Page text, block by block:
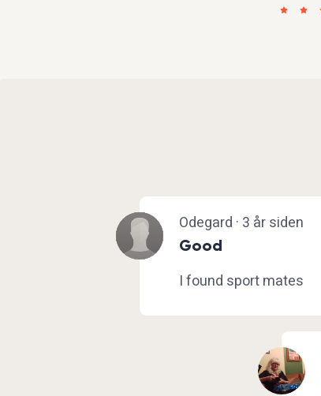
Odegard · 3 år siden
Good
I found sport mates